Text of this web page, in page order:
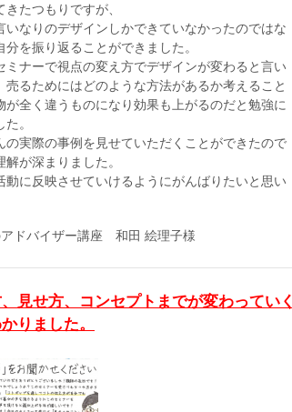
きたつもりですが、
いなりのデザインしかできていなかったのではな
分を振り返ることができました。
ミナーで視点の変え方でデザインが変わると言い
売るためにはどのような方法があるか考えること
が全く違うものになり効果も上がるのだと勉強に
。
の実際の事例を見せていただくことができたので
解が深まりました。
動に反映させていけるようにがんばりたいと思い
ドバイザー講座 和田 絵理子様
見せ方、コンセプトまでが変わっていく
りました。